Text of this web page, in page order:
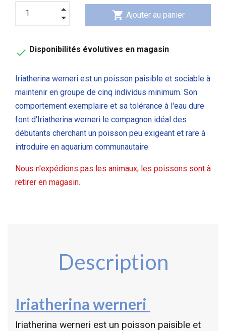
shopping_cart Ajouter au panier
 Disponibilités évolutives en magasin
Iriatherina werneri est un poisson paisible et sociable à
maintenir en groupe de cinq individus minimum. Son
comportement exemplaire et sa tolérance à l'eau dure
font d'Iriatherina werneri le compagnon idéal des
débutants cherchant un poisson peu exigeant et rare à
introduire en aquarium communautaire.
Nous n'expédions pas les animaux, les poissons sont à
retirer en magasin.
Description
Iriatherina werneri
Iriatherina werneri est un poisson paisible et